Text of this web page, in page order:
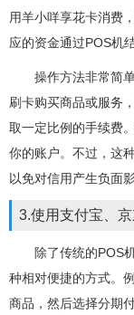
用羊小咩享花卡消费
应的资金通过POS机
操作方法非常简
刷卡购买商品或服务
取一定比例的手续费
你的账户。不过，这
以免对信用产生负面影
3.使用支付宝、
除了传统的POS
种相对便捷的方式。
商品，然后选择分期